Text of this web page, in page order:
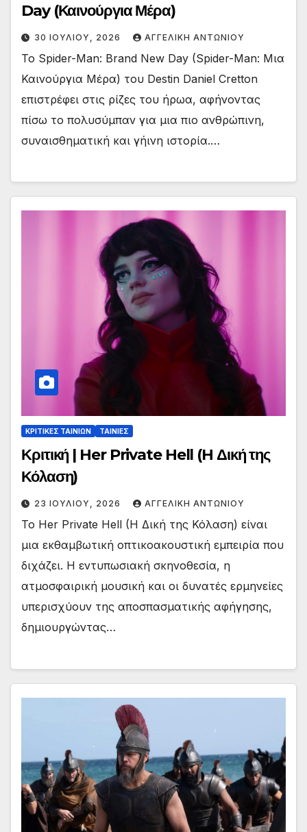
Day (Καινούργια Μέρα)
30 ΙΟΥΛΊΟΥ, 2026 ΑΓΓΕΛΙΚΉ ΑΝΤΩΝΊΟΥ
To Spider-Man: Brand New Day (Spider-Man: Μια
Καινούργια Μέρα) του Destin Daniel Cretton
επιστρέφει στις ρίζες του ήρωα, αφήνοντας
πίσω το πολυσύμπαν για μια πιο ανθρώπινη,
συναισθηματική και γήινη ιστορία.…
ΚΡΙΤΙΚΕΣ ΤΑΙΝΙΩΝ ΤΑΙΝΙΕΣ
Κριτική | Her Private Hell (H Δική της
Κόλαση)
23 ΙΟΥΛΊΟΥ, 2026 ΑΓΓΕΛΙΚΉ ΑΝΤΩΝΊΟΥ
To Her Private Hell (H Δική της Κόλαση) είναι
μια εκθαμβωτική οπτικοακουστική εμπειρία που
διχάζει. Η εντυπωσιακή σκηνοθεσία, η
ατμοσφαιρική μουσική και οι δυνατές ερμηνείες
υπερισχύουν της αποσπασματικής αφήγησης,
δημιουργώντας…